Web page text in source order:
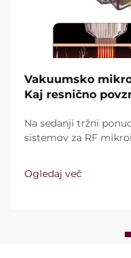
Vakuumsko
Kaj resnično
Na sedanji tržni
sistemov za RF
vprašanje pa ni le, ali
temveč kako
Ogledaj več